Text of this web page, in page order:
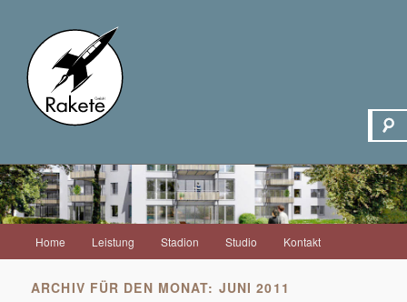
Zum
Inhalt
Zum
sekundären
Home Leistung Stadion Studio Kontakt
ARCHIV FÜR DEN MONAT: JUNI 2011